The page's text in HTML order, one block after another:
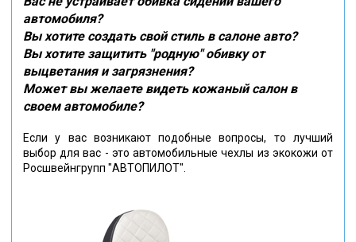
автомобиля?
Вы хотите создать свой стиль в салоне авто?
Вы хотите защитить "родную" обивку от
выцветания и загрязнения?
Может вы желаете видеть кожаный салон в
своем автомобиле?
Если у вас возникают подобные вопросы, то лучший
выбор для вас - это автомобильные чехлы из экокожи от
Росшвейнгрупп "АВТОПИЛОТ".